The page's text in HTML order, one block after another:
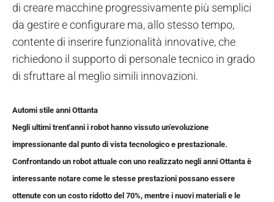
di creare macchine progressivamente più semplici
da gestire e configurare ma, allo stesso tempo,
contente di inserire funzionalità innovative, che
richiedono il supporto di personale tecnico in grado
di sfruttare al meglio simili innovazioni.
Automi stile anni Ottanta
Negli ultimi trent'anni i robot hanno vissuto un'evoluzione
impressionante dal punto di vista tecnologico e prestazionale.
Confrontando un robot attuale con uno realizzato negli anni Ottanta è
interessante notare come le stesse prestazioni possano essere
ottenute con un costo ridotto del 70%, mentre i nuovi materiali e le